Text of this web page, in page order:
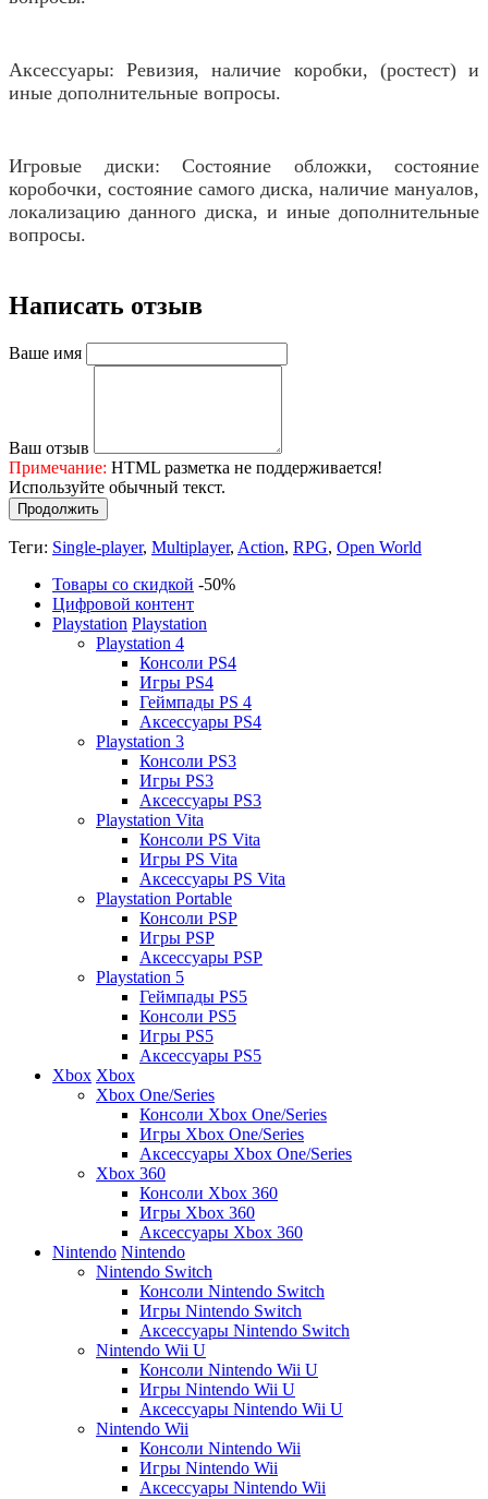
Аксессуары: Ревизия, наличие коробки, (ростест) и
иные дополнительные вопросы.
Игровые диски: Состояние обложки, состояние
коробочки, состояние самого диска, наличие мануалов,
локализацию данного диска, и иные дополнительные
вопросы.
Написать отзыв
Ваше имя
Ваш отзыв
Примечание: HTML разметка не поддерживается!
Используйте обычный текст.
Продолжить
Теги: Single-player, Multiplayer, Action, RPG, Open World
Товары со скидкой -50%
Цифровой контент
Playstation Playstation
Playstation 4
Консоли PS4
Игры PS4
Геймпады PS 4
Аксессуары PS4
Playstation 3
Консоли PS3
Игры PS3
Аксессуары PS3
Playstation Vita
Консоли PS Vita
Игры PS Vita
Аксессуары PS Vita
Playstation Portable
Консоли PSP
Игры PSP
Аксессуары PSP
Playstation 5
Геймпады PS5
Консоли PS5
Игры PS5
Аксессуары PS5
Xbox Xbox
Xbox One/Series
Консоли Xbox One/Series
Игры Xbox One/Series
Аксессуары Xbox One/Series
Xbox 360
Консоли Xbox 360
Игры Xbox 360
Аксессуары Xbox 360
Nintendo Nintendo
Nintendo Switch
Консоли Nintendo Switch
Игры Nintendo Switch
Аксессуары Nintendo Switch
Nintendo Wii U
Консоли Nintendo Wii U
Игры Nintendo Wii U
Аксессуары Nintendo Wii U
Nintendo Wii
Консоли Nintendo Wii
Игры Nintendo Wii
Аксессуары Nintendo Wii